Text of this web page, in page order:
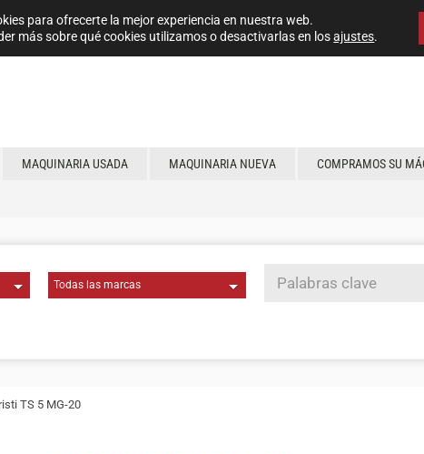
MAQUINARIA USADA MAQUINARIA NUEVA COMPRAMOS SU
TS 5 MG-20
para ofrecerte la mejor experiencia en nuestra web.
más sobre qué cookies utilizamos o desactivarlas en losajustes.